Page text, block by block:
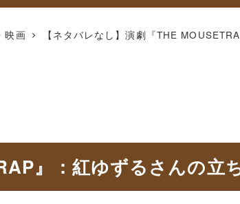
映画
【ネタバレなし】演劇『THE
』：紅ゆずるさんの立